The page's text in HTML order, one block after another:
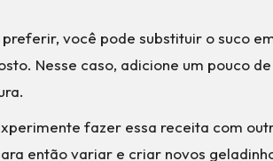
preferir, você pode substituir o suco
Nesse caso, adicione um pouco
fazer essa receita com
então variar e criar novos